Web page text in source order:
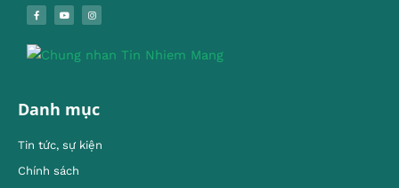
Danh mục
Tin tức, sự kiện
Chính sách